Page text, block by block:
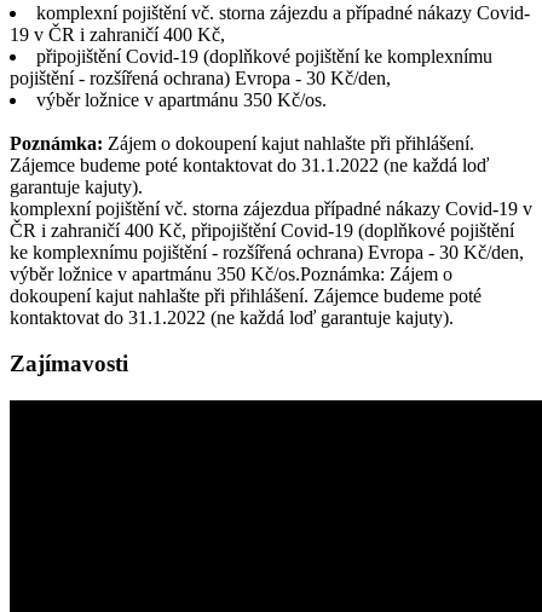
komplexní pojištění vč. storna zájezdu a případné nákazy Covid-
19 v ČR i zahraničí 400 Kč,
připojištění Covid-19 (doplňkové pojištění ke komplexnímu
pojištění - rozšířená ochrana) Evropa - 30 Kč/den,
výběr ložnice v apartmánu 350 Kč/os.
Poznámka: Zájem o dokoupení kajut nahlašte při přihlášení.
Zájemce budeme poté kontaktovat do 31.1.2022 (ne každá loď
garantuje kajuty).
komplexní pojištění vč. storna zájezdua případné nákazy Covid-19 v
ČR i zahraničí 400 Kč, připojištění Covid-19 (doplňkové pojištění
ke komplexnímu pojištění - rozšířená ochrana) Evropa - 30 Kč/den,
výběr ložnice v apartmánu 350 Kč/os.Poznámka: Zájem o
dokoupení kajut nahlašte při přihlášení. Zájemce budeme poté
kontaktovat do 31.1.2022 (ne každá loď garantuje kajuty).
Zajímavosti